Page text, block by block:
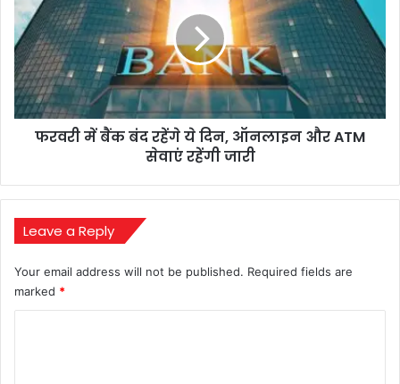
बैंक
बंद
रहेंगे
ये
दिन,
ऑनलाइन
और
ATMफरवरी में बैंक बंद रहेंगे ये दिन, ऑनलाइन और ATM
सेवाएं रहेंगी जारी
Leave a Reply
Your email address will not be published. Required fields are
marked *